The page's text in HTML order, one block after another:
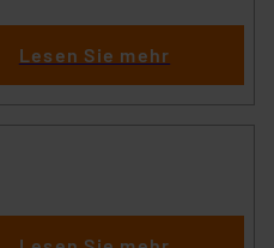
Lesen Sie mehr